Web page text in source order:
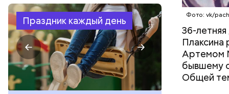
Праздник каждый день
Фото: vk/
36-
Плаксина
Артемом
бывшему
Общей